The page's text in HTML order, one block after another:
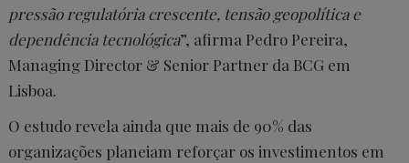
pressão regulatória crescente, tensão geopolítica e
dependência tecnológica”, afirma Pedro Pereira,
Managing Director & Senior Partner da BCG em
Lisboa.
O estudo revela ainda que mais de 90% das
organizações planeiam reforçar os investimentos em